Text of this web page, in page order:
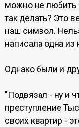
можно не любить
так делать? Это
наш символ.
написала одна из
Однако были и
"Подвязал - ну и
преступление
своих квартир -